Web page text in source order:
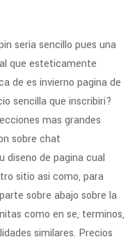
seri­a sencillo pues una
que esteticamente
de es invierno pagina de
sencilla que inscribiri?
mas grandes
sobre chat
diseno de pagina cual
sitio asi­ como, para
sobre abajo sobre la
como en se, terminos,
similares. Precios